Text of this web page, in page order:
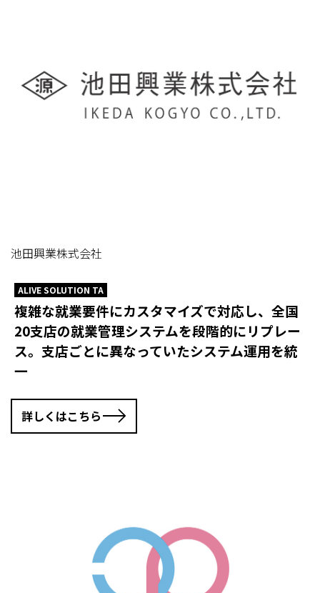
池田興業株式会社
ALIVE SOLUTION TA
複雑な就業要件にカスタマイズで対応し、全国
20支店の就業管理システムを段階的にリプレー
ス。支店ごとに異なっていたシステム運用を統
一
詳しくはこちら